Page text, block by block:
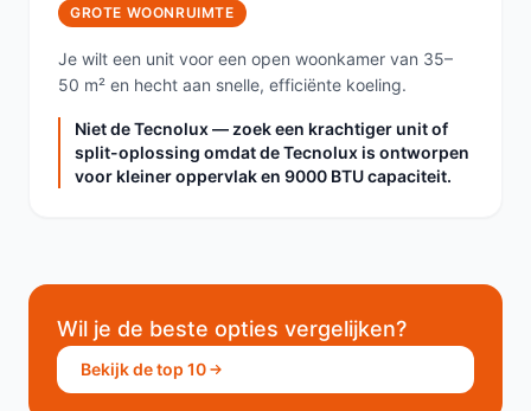
GROTE WOONRUIMTE
Je wilt een unit voor een open woonkamer van 35–
50 m² en hecht aan snelle, efficiënte koeling.
Niet de Tecnolux — zoek een krachtiger unit of
split-oplossing omdat de Tecnolux is ontworpen
voor kleiner oppervlak en 9000 BTU capaciteit.
Wil je de beste opties vergelijken?
Bekijk de top 10